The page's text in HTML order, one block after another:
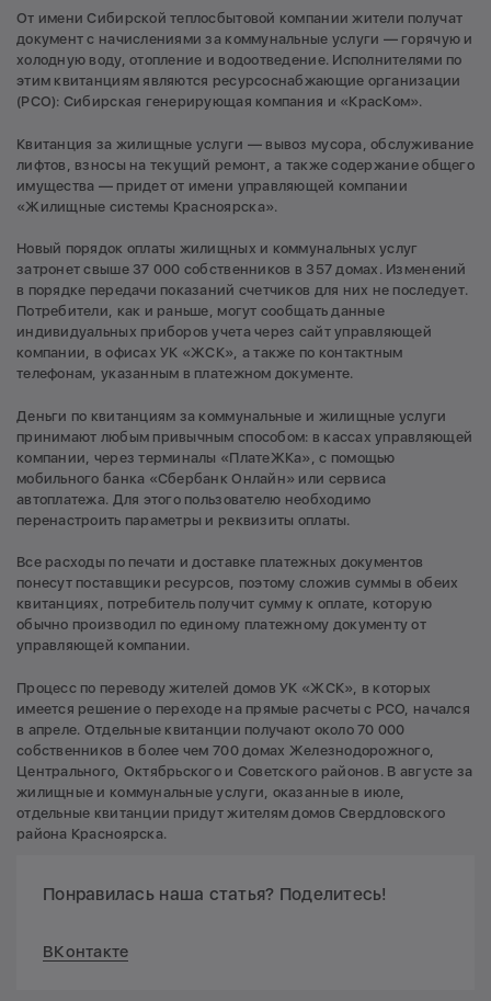
От имени Сибирской теплосбытовой компании жители получат
документ с начислениями за коммунальные услуги — горячую и
холодную воду, отопление и водоотведение. Исполнителями по
этим квитанциям являются ресурсоснабжающие организации
(РСО): Сибирская генерирующая компания и «КрасКом».
Квитанция за жилищные услуги — вывоз мусора, обслуживание
лифтов, взносы на текущий ремонт, а также содержание общего
имущества — придет от имени управляющей компании
«Жилищные системы Красноярска».
Новый порядок оплаты жилищных и коммунальных услуг
затронет свыше 37 000 собственников в 357 домах. Изменений
в порядке передачи показаний счетчиков для них не последует.
Потребители, как и раньше, могут сообщать данные
индивидуальных приборов учета через сайт управляющей
компании, в офисах УК «ЖСК», а также по контактным
телефонам, указанным в платежном документе.
Деньги по квитанциям за коммунальные и жилищные услуги
принимают любым привычным способом: в кассах управляющей
компании, через терминалы «ПлатеЖКа», с помощью
мобильного банка «Сбербанк Онлайн» или сервиса
автоплатежа. Для этого пользователю необходимо
перенастроить параметры и реквизиты оплаты.
Все расходы по печати и доставке платежных документов
понесут поставщики ресурсов, поэтому сложив суммы в обеих
квитанциях, потребитель получит сумму к оплате, которую
обычно производил по единому платежному документу от
управляющей компании.
Процесс по переводу жителей домов УК «ЖСК», в которых
имеется решение о переходе на прямые расчеты с РСО, начался
в апреле. Отдельные квитанции получают около 70 000
собственников в более чем 700 домах Железнодорожного,
Центрального, Октябрьского и Советского районов. В августе за
жилищные и коммунальные услуги, оказанные в июле,
отдельные квитанции придут жителям домов Свердловского
района Красноярска.
Понравилась наша статья? Поделитесь!
ВКонтакте